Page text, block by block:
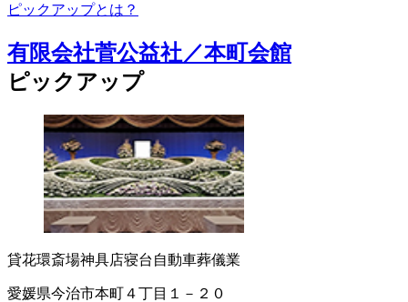
ピックアップとは？
有限会社菅公益社／本町会館
ピックアップ
貸花環斎場神具店寝台自動車葬儀業
愛媛県今治市本町４丁目１－２０